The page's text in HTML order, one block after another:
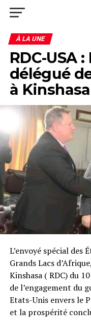
À LA UNE
RDC-USA
délégué
à
L’envoyé spécial des
Grands Lacs
Kinshasa ( RDC) du
de l’engagement du
Etats-Unis envers le
et la prospérité